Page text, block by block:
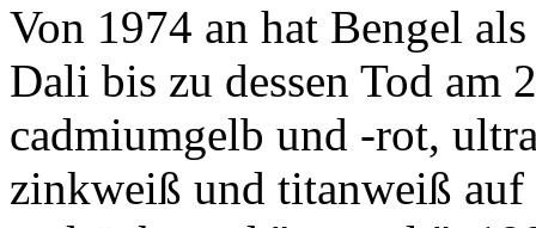
Von 1974 an hat Bengel
Dali bis zu dessen Tod am
cadmiumgelb und -rot,
zinkweiß und titanweiß